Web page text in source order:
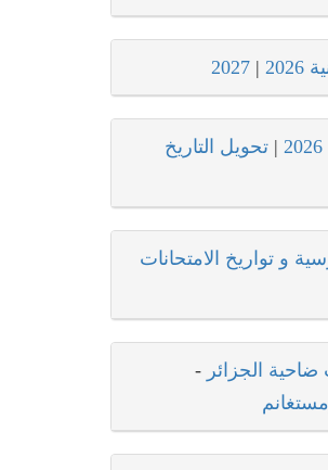
|
2027
| تحويل التاريخ
و تواريخ الامتحانات
الجزائر -